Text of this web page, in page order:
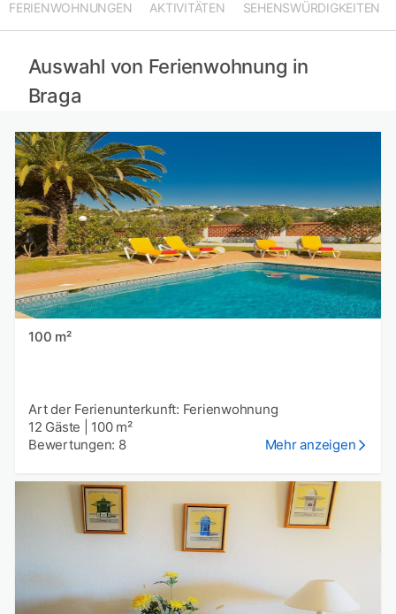
Ferienwohnungen in Leiria mieten
Ferienwohnungen in Santarém mieten
FERIENWOHNUNGEN AKTIVITÄTEN SEHENSWÜRDIGKEITEN
Auswahl von Ferienwohnung in
Braga
100 m²
Art der Ferienunterkunft: Ferienwohnung
12 Gäste
100 m²
Bewertungen: 8
Mehr anzeigen